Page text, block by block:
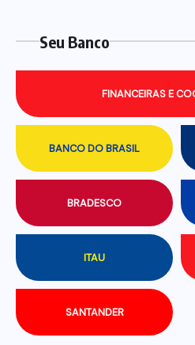
Seu Banco
BANCO DO BRASIL
BRADESCO
FINANCEIRAS E
ITAU
SANTANDER